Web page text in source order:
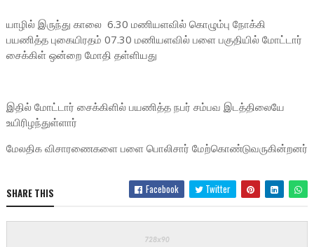
யாழில் இருந்து காலை 6.30 மணியளவில் கொழும்பு நோக்கி
பயணித்த புகையிரதம் 07.30 மணியளவில் பளை பகுதியில் மோட்டார்
சைக்கிள் ஒன்றை மோதி தள்ளியது
இதில் மோட்டார் சைக்கிளில் பயணித்த நபர் சம்பவ இடத்திலையே
உயிரிழந்துள்ளார்
மேலதிக விசாரணைகளை பளை பொலிசார் மேற்கொண்டுவருகின்றனர்
SHARE THIS Facebook Twitter